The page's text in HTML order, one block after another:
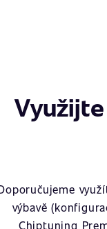
výbavě
Chiptuning